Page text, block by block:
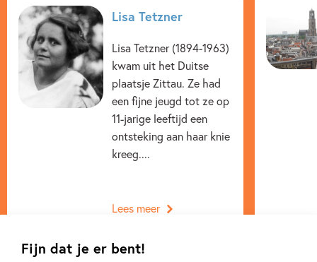
Fijn dat je er bent!
Lisa Tetzner
Lisa Tetzner (1894-1963)
kwam uit het Duitse
plaatsje Zittau. Ze had
een fijne jeugd tot ze op
11-jarige leeftijd een
ontsteking aan haar knie
kreeg....
Lees meer